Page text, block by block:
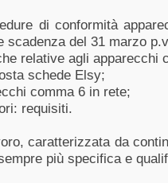
di conformità
scadenza del 31 marzo
relative agli apparecchi
schede Elsy;
comma 6 in rete;
requisiti.
caratterizzata da
più specifica e